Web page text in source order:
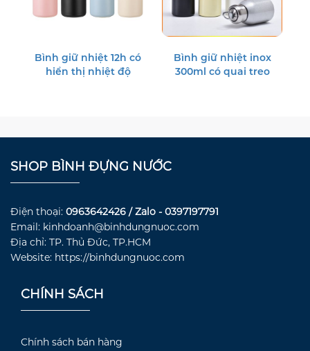
Bình giữ nhiệt 12h có
hiển thị nhiệt độ
Bình giữ nhiệt inox
300ml có quai treo
SHOP BÌNH ĐỰNG NƯỚC
Điện thoại: 0963642426 / Zalo - 0397197791
Email: kinhdoanh@binhdungnuoc.com
Địa chỉ: TP. Thủ Đức, TP.HCM
Website: https://binhdungnuoc.com
CHÍNH SÁCH
Chính sách bán hàng